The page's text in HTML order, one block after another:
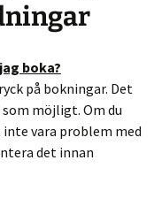
boka?
på bokningar. Det
möjligt. Om du
vara problem med
det innan